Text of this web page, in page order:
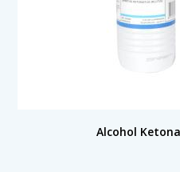
Alcohol